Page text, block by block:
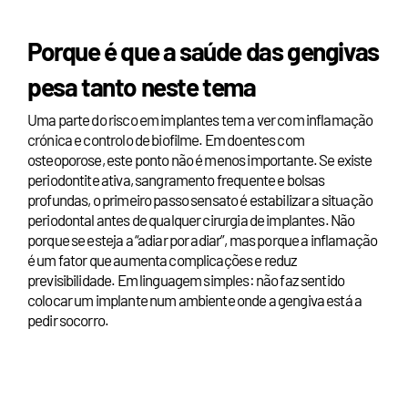
Porque é que a saúde das gengivas
pesa tanto neste tema
Uma parte do risco em implantes tem a ver com inflamação
crónica e controlo de biofilme. Em doentes com
osteoporose, este ponto não é menos importante. Se existe
periodontite ativa, sangramento frequente e bolsas
profundas, o primeiro passo sensato é estabilizar a situação
periodontal antes de qualquer cirurgia de implantes. Não
porque se esteja a “adiar por adiar”, mas porque a inflamação
é um fator que aumenta complicações e reduz
previsibilidade. Em linguagem simples: não faz sentido
colocar um implante num ambiente onde a gengiva está a
pedir socorro.